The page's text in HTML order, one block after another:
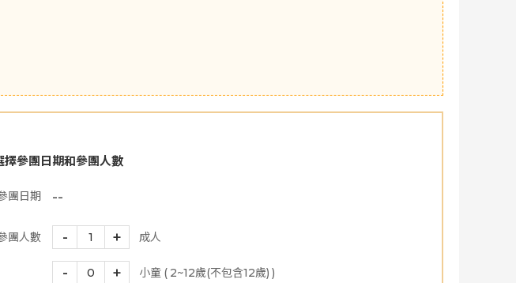
擇參團日期和參團人數
團日期 --
團人數 - 1 + 成人
- 0 + 小童 ( 2~12歲(不包含12歲) )